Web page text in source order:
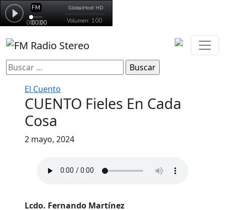
Buscar:
El Cuento
CUENTO Fieles En Cada
Cosa
2 mayo, 2024
Lcdo. Fernando Martínez